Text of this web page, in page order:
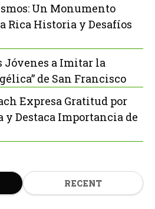
Un Monumento
Rica Historia y Desafíos
Jóvenes a Imitar la
de San Francisco
Expresa Gratitud por
y Destaca Importancia de
RECENT